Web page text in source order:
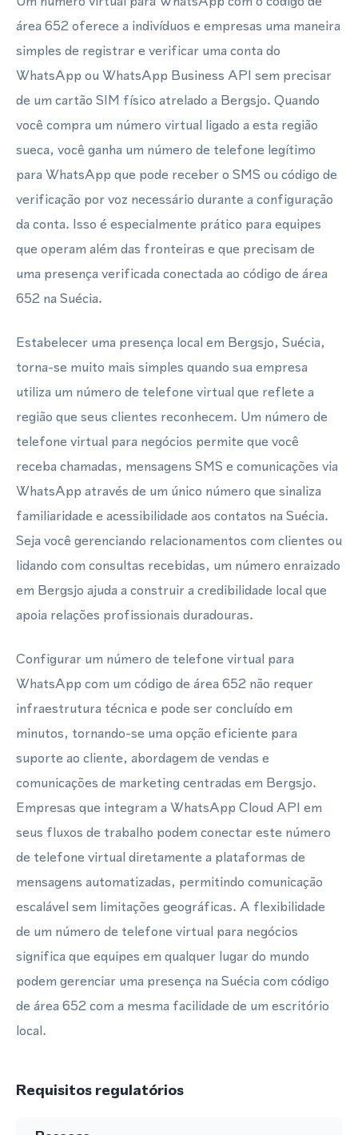
área 652 oferece a indivíduos e empresas uma maneira
simples de registrar e verificar uma conta do
WhatsApp ou WhatsApp Business API sem precisar
de um cartão SIM físico atrelado a Bergsjo. Quando
você compra um número virtual ligado a esta região
sueca, você ganha um número de telefone legítimo
para WhatsApp que pode receber o SMS ou código de
verificação por voz necessário durante a configuração
da conta. Isso é especialmente prático para equipes
que operam além das fronteiras e que precisam de
uma presença verificada conectada ao código de área
652 na Suécia.
Estabelecer uma presença local em Bergsjo, Suécia,
torna-se muito mais simples quando sua empresa
utiliza um número de telefone virtual que reflete a
região que seus clientes reconhecem. Um número de
telefone virtual para negócios permite que você
receba chamadas, mensagens SMS e comunicações via
WhatsApp através de um único número que sinaliza
familiaridade e acessibilidade aos contatos na Suécia.
Seja você gerenciando relacionamentos com clientes ou
lidando com consultas recebidas, um número enraizado
em Bergsjo ajuda a construir a credibilidade local que
apoia relações profissionais duradouras.
Configurar um número de telefone virtual para
WhatsApp com um código de área 652 não requer
infraestrutura técnica e pode ser concluído em
minutos, tornando-se uma opção eficiente para
suporte ao cliente, abordagem de vendas e
comunicações de marketing centradas em Bergsjo.
Empresas que integram a WhatsApp Cloud API em
seus fluxos de trabalho podem conectar este número
de telefone virtual diretamente a plataformas de
mensagens automatizadas, permitindo comunicação
escalável sem limitações geográficas. A flexibilidade
de um número de telefone virtual para negócios
significa que equipes em qualquer lugar do mundo
podem gerenciar uma presença na Suécia com código
de área 652 com a mesma facilidade de um escritório
local.
Requisitos regulatórios